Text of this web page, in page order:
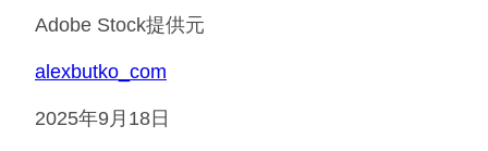
Adobe Stock提供元
alexbutko_com
2025年9月18日